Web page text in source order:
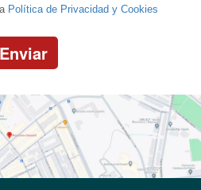
Política de Privacidad y Cookies
Enviar